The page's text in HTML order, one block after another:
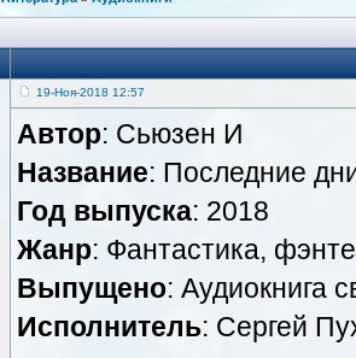
19-Ноя-2018 12:57
Автор: Сьюзен И
Название: Последние
Год выпуска: 2018
Жанр: Фантастика,
Выпущено: Аудиокнига
Исполнитель: Сергей